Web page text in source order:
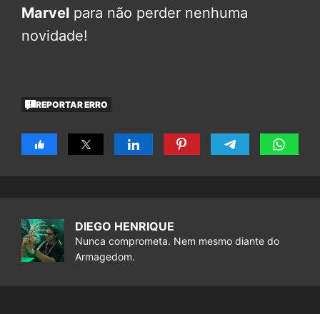
Marvel para não perder nenhuma
novidade!
REPORTAR ERRO
DIEGO HENRIQUE
Nunca comprometa. Nem mesmo diante do
Armagedom.